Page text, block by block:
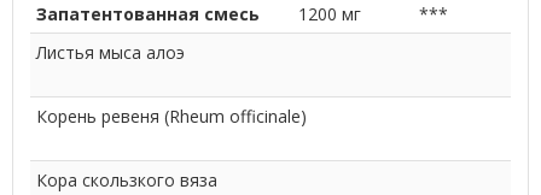
Запатентованная смесь 1200 мг
***
Листья мыса алоэ
Корень ревеня (Rheum officinale)
Кора скользкого вяза